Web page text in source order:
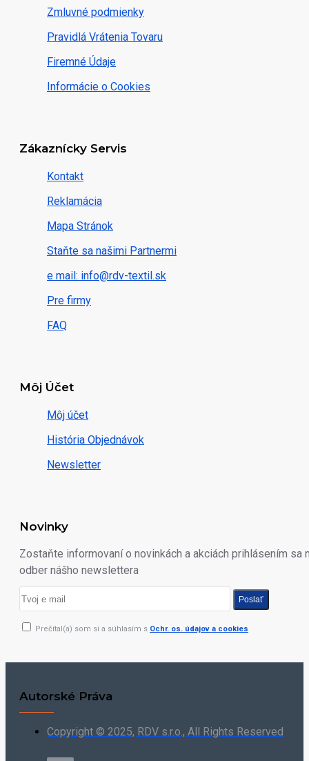
Zmluvné podmienky
Pravidlá Vrátenia Tovaru
Firemné Údaje
Informácie o Cookies
Zákaznícky Servis
Kontakt
Reklamácia
Mapa Stránok
Staňte sa našimi Partnermi
e mail: info@rdv-textil.sk
Pre firmy
FAQ
Môj Účet
Môj účet
História Objednávok
Newsletter
Novinky
Zostaňte informovaní o novinkách a akciách prihlásením sa
odber nášho newslettera
Poslať
Prečítal(a) som si a súhlasím s Ochr. os. údajov a cookies
Autorské Práva
Copyright © 2025, RDV s.r.o., All Rights Reserved